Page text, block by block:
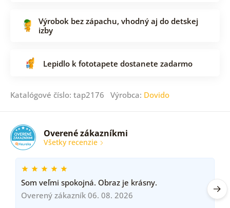
Výrobok bez zápachu, vhodný aj do detskej
izby
Lepidlo k fototapete dostanete zadarmo
Katalógové číslo: tap2176 Výrobca: Dovido
Overené zákazníkmi
Všetky recenzie
Som veľmi spokojná. Obraz je krásny.
Overený zákazník 06. 08. 2026